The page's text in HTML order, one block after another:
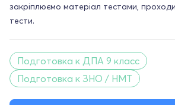
закріплюємо матеріал тестами,
тести.
Подготовка к ДПА 9 класс
Подготовка к ЗНО / НМТ